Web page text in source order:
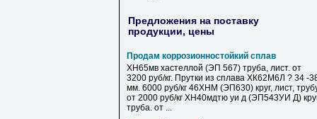
Предложения на поставку
продукции, цены
Продам коррозионностойкий сплав
ХН65мв хастеллой (ЭП 567) труба, лист. от
3200 руб/кг. Прутки из сплава ХК62М6Л ? 34 -
мм. 6000 руб/кг 46ХНМ (ЭП630) круг, лист,
от 2000 руб/кг ХН40мдтю уи д (ЭП543УИ Д)
труба. от ...